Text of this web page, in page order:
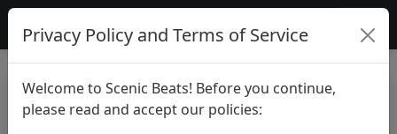
Scenic Beats
Privacy Policy and Terms of Service
Welcome to Scenic Beats! Before you continue,
please read and accept our policies: